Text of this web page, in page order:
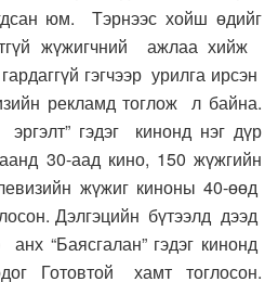
юм. Тэрнээс хойш өдийг
жүжигчний ажлаа хийж
гэгчээр урилга ирсэн
рекламд тоглож л байна.
гэдэг кинонд нэг дүр
30-аад кино, 150 жүжгийн
жүжиг киноны 40-өөд
Дэлгэцийн бүтээлд дээд
“Баясгалан” гэдэг кинонд
Готовтой хамт тоглосон.